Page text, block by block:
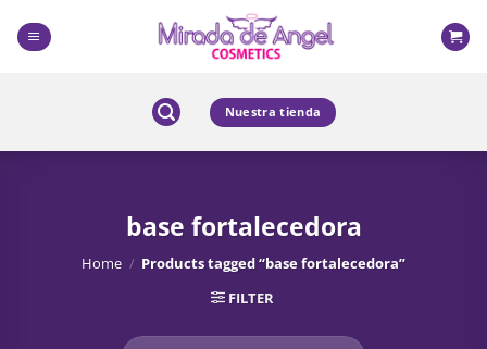
content
Nuestra tienda
base fortalecedora
Home / Products tagged “base fortalecedora”
FILTER